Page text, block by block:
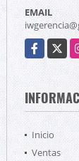
EMAIL
Facebook
X
Inicio
Ventas